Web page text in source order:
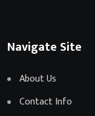
Navigate Site
About Us
Contact Info